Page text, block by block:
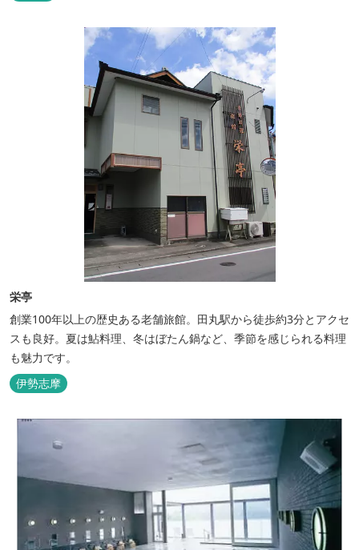
栄亭
創業100年以上の歴史ある老舗旅館。田丸駅から徒歩約3分とアクセ
スも良好。夏は鮎料理、冬はぼたん鍋など、季節を感じられる料理
も魅力です。
伊勢志摩